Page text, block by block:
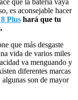
es aconsejable hacer
Plus hará que tu
que más desgaste
vida de varios miles
va menguando y
diferentes marcas
son de mayor